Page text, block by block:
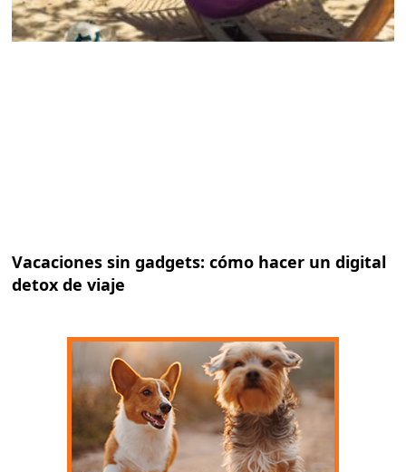
Vacaciones sin gadgets: cómo hacer un digital
detox de viaje